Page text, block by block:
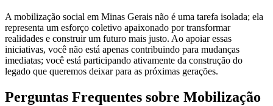
A mobilização social em Minas Gerais não é uma tarefa isolada; ela
representa um esforço coletivo apaixonado por transformar
realidades e construir um futuro mais justo. Ao apoiar essas
iniciativas, você não está apenas contribuindo para mudanças
imediatas; você está participando ativamente da construção do
legado que queremos deixar para as próximas gerações.
Perguntas Frequentes sobre Mobilização